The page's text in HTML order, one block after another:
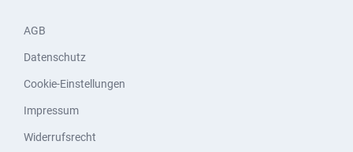
AGB
Datenschutz
Cookie-Einstellungen
Impressum
Widerrufsrecht